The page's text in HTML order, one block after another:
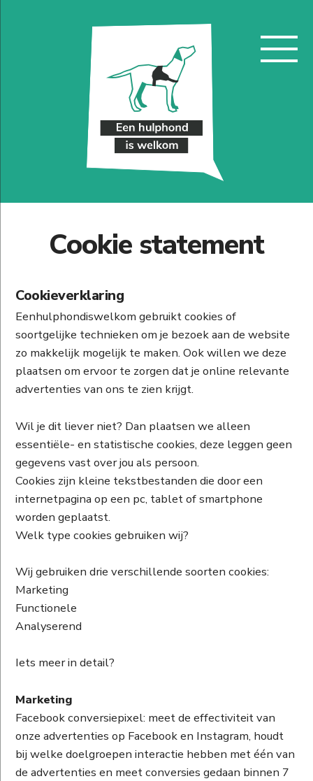
Cookie statement
Cookieverklaring
Eenhulphondiswelkom gebruikt cookies of
soortgelijke technieken om je bezoek aan de website
zo makkelijk mogelijk te maken. Ook willen we deze
plaatsen om ervoor te zorgen dat je online relevante
advertenties van ons te zien krijgt.
Wil je dit liever niet? Dan plaatsen we alleen
essentiële- en statistische cookies, deze leggen geen
gegevens vast over jou als persoon.
Cookies zijn kleine tekstbestanden die door een
internetpagina op een pc, tablet of smartphone
worden geplaatst.
Welk type cookies gebruiken wij?
Wij gebruiken drie verschillende soorten cookies:
Marketing
Functionele
Analyserend
Iets meer in detail?
Marketing
Facebook conversiepixel: meet de effectiviteit van
onze advertenties op Facebook en Instagram, houdt
bij welke doelgroepen interactie hebben met één van
de advertenties en meet conversies gedaan binnen 7